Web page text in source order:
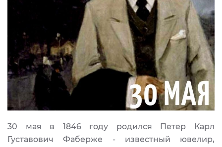
30 мая в 1846 году родился Петер Карл
Густавович Фаберже - известный ювелир,